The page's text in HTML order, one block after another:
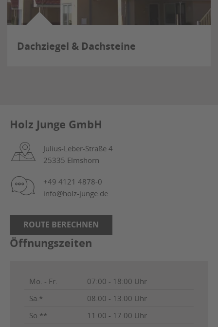
Dachziegel & Dachsteine
Holz Junge GmbH
Julius-Leber-Straße 4
25335 Elmshorn
+49 4121 4878-0
info@holz-junge.de
ROUTE BERECHNEN
Öffnungszeiten
Mo. - Fr.
07:00 - 18:00 Uhr
Sa.*
08:00 - 13:00 Uhr
So.**
11:00 - 17:00 Uhr